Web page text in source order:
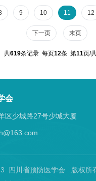
9 10 11 12
下一页 末页
共619条记录 每页12条 第11页/
会
区少城路27号少城大厦
四川省预防医学会 版权所